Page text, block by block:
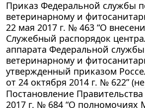
Приказ Федеральной службы
ветеринарному и
22 мая 2017 г. № 463 “О
Служебный распорядок
аппарата Федеральной
ветеринарному и
утвержденный приказом
от 24 октября 2014 г. № 622”
Постановление
2017 г. № 684 “О полномочиях